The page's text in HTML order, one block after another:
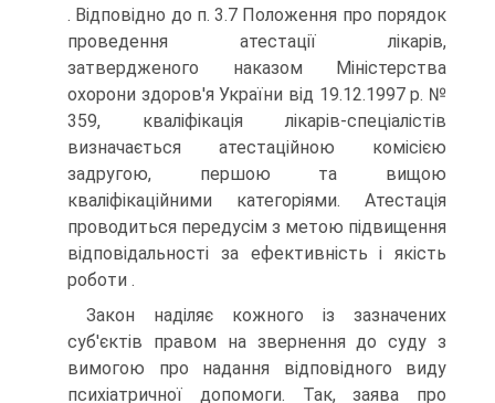
. Відповідно до п. 3.7 Положення про порядок
проведення атестації лікарів,
затвердженого наказом Міністерства
охорони здоров'я України від 19.12.1997 р. №
359, кваліфікація лікарів-спеціалістів
визначається атестаційною комісією
задругою, першою та вищою
кваліфікаційними категоріями. Атестація
проводиться передусім з метою підвищення
відповідальнос­ті за ефективність і якість
роботи .
Закон наділяє кожного із зазначених
суб'єктів правом на звернення до суду з
вимогою про надання відповідного виду
психіатричної до­помоги. Так, заява про